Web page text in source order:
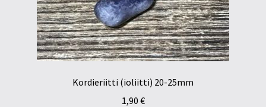
Kordieriitti (ioliitti) 20-25mm
1,90 €